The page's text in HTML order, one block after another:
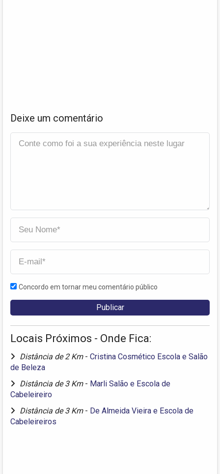
Deixe um comentário
Concordo em tornar meu comentário público
Locais Próximos - Onde Fica:
Distância de 2 Km - Cristina Cosmético Escola e Salão
de Beleza
Distância de 3 Km - Marli Salão e Escola de
Cabeleireiro
Distância de 3 Km - De Almeida Vieira e Escola de
Cabeleireiros